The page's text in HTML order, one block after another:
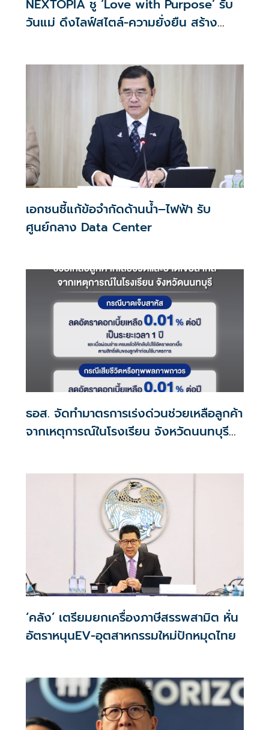
NEXTOPIA ชู ‘Love with Purpose’ รับ
วันแม่ ดึงไลฟ์สไตล์-ความยั่งยืน สร้าง
เอกชนชี้แก้ข้อจำกัดด้านน้ำ–ไฟฟ้า รับ
ศูนย์กลาง Data Center
ธอส. จัดทำมาตรการเร่งด่วนช่วยเหลือลูกค้า
จากเหตุการณ์ในโรงเรียน จังหวัดนนทบุรี
‘คลัง’ เตรียมยกเครื่องภาษีสรรพสามิต หั่น
อัตราหนุนEV-อุตสาหกรรมใหม่ปักหมุดไทย